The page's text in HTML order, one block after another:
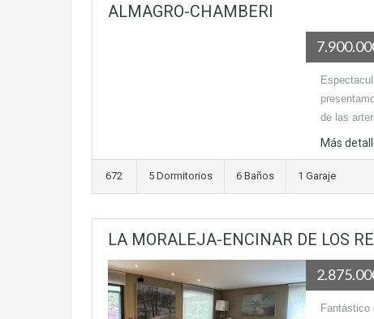
ALMAGRO-CHAMBERI
de las
Más
672 5 Dormitorios 6 Baños 1 Garaje
LA MORALEJA-ENCINAR DE LOS
Fantástico